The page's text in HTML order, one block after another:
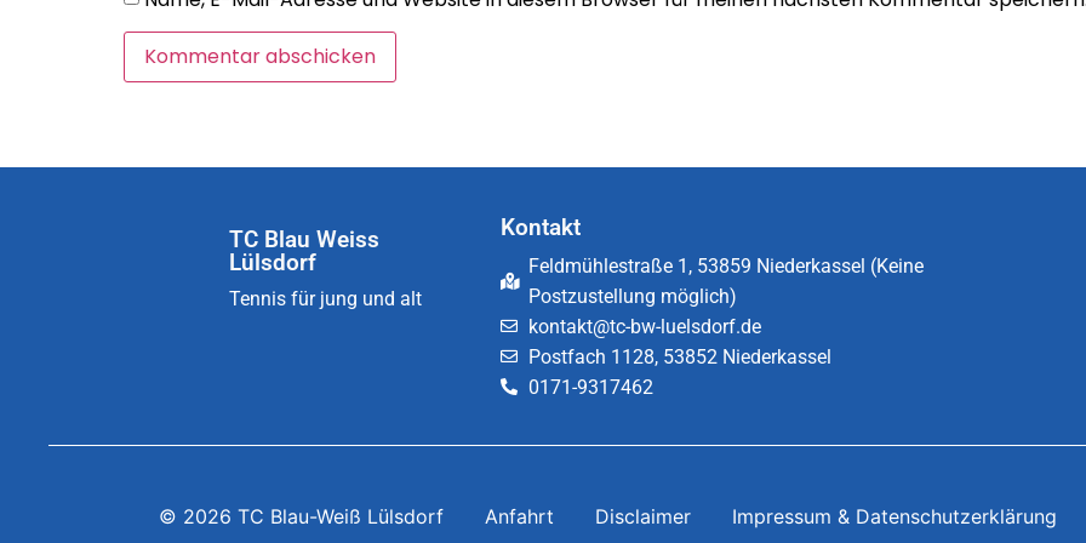
TC Blau Weiss
Lülsdorf
Tennis für jung und alt
Kontakt
Feldmühlestraße 1, 53859 Niederkassel (Keine
Postzustellung möglich)
kontakt@tc-bw-luelsdorf.de
Postfach 1128, 53852 Niederkassel
0171-9317462​
© 2026 TC Blau-Weiß Lülsdorf Anfahrt Disclaimer Impressum & Datenschutzerklärung